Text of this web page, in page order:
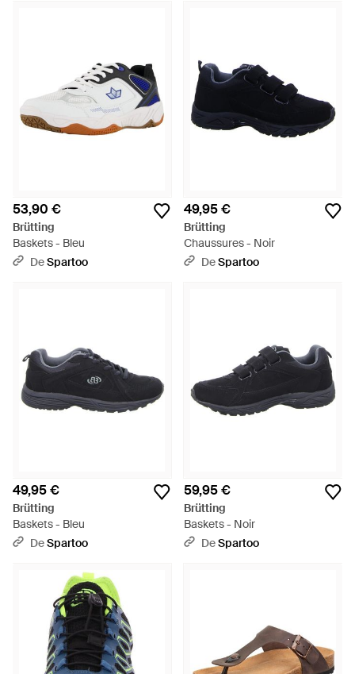
53,90 €
Brütting
Baskets - Bleu
DeSpartoo
49,95 €
Brütting
Chaussures - Noir
DeSpartoo
49,95 €
Brütting
Baskets - Bleu
DeSpartoo
59,95 €
Brütting
Baskets - Noir
DeSpartoo